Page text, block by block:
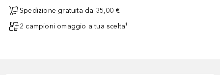
Spedizione gratuita da 35,00 €
2 campioni omaggio a tua scelta¹